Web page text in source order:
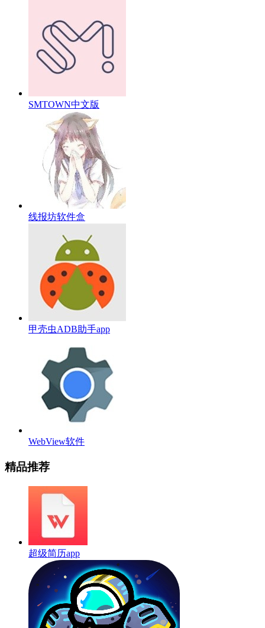
SMTOWN中文版
线报坊软件盒
甲壳虫ADB助手app
WebView软件
精品推荐
超级简历app